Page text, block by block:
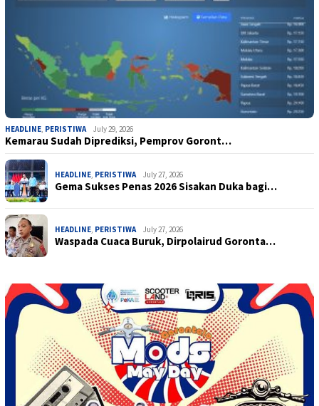
HEADLINE PERISTIWA July 29, 2026
Kemarau Sudah Diprediksi, Pemprov Goront…
HEADLINE PERISTIWA July 27, 2026
Gema Sukses Penas 2026 Sisakan Duka bagi…
HEADLINE PERISTIWA July 27, 2026
Waspada Cuaca Buruk, Dirpolairud Goronta…